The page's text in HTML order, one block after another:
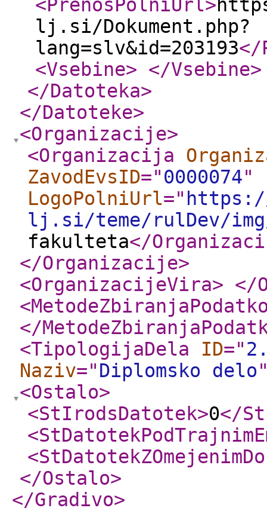
<PrenosPolniUrl>
lj.si/Dokument.php?
lang=slv&id=203193</
<Vsebine> </Vsebine>
</Datoteka>
</Datoteke>
<Organizacije>
<Organizacija
ZavodEvsID="0000074"
LogoPolniUrl="
lj.si/teme/rulDev/
fakulteta</
</Organizacije>
<OrganizacijeVira> </
</
<TipologijaDela
ID="
Naziv="Diplomsko delo
<Ostalo>
<StIrodsDatotek>0</
</Ostalo>
</Gradivo>